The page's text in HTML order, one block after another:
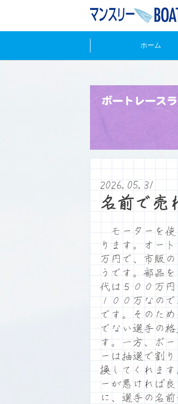
ホーム
2026.05.31
名前で売
モーターを使
ります。オー
万円で、市販
うです。部品
代は５００万
１００万なの
です。そのた
でない選手の
す。一方、ボ
ーは抽選で割
換してくれま
ーが悪ければ
に、選手の名